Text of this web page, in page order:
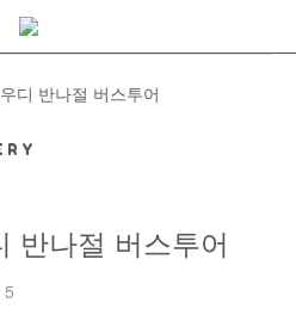
디 반나절 버스투어
반나절 버스투어
5